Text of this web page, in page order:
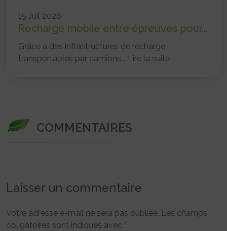
15 Juil 2026
Recharge mobile entre épreuves pour...
Grâce à des infrastructures de recharge
transportables par camions... Lire la suite
COMMENTAIRES
Laisser un commentaire
Votre adresse e-mail ne sera pas publiée. Les champs
obligatoires sont indiqués avec *